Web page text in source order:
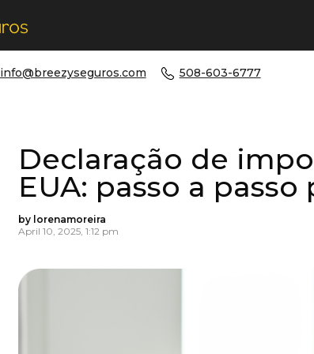
info@breezyseguros.com 508-603-6777
Declaração de
EUA: passo a
by lorenamoreira
April 10, 2025, 1:12 pm